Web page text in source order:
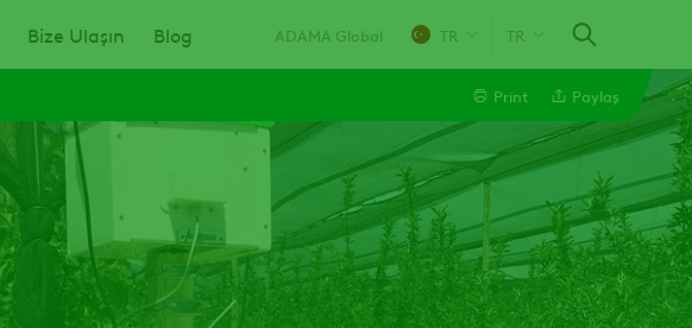
Bize Ulaşın Blog ADAMA Global TR TR
Print Paylaş
Linkedin
Email